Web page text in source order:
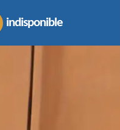
indisponible